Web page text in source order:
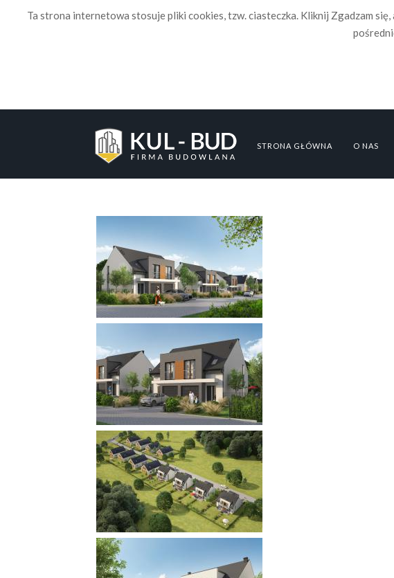
Ta strona internetowa stosuje pliki cookies, tzw. ciasteczka. Kliknij Zgadzam
STRONA GŁÓWNA O NAS